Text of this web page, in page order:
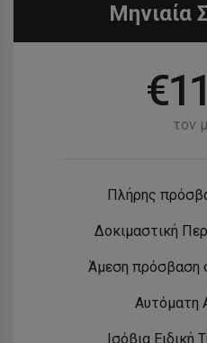
Μηνιαία
€
τον
Πλήρης
Δοκιμαστική
Άμεση πρόσβαση
Αυτόματη
Ισόβια Ειδική